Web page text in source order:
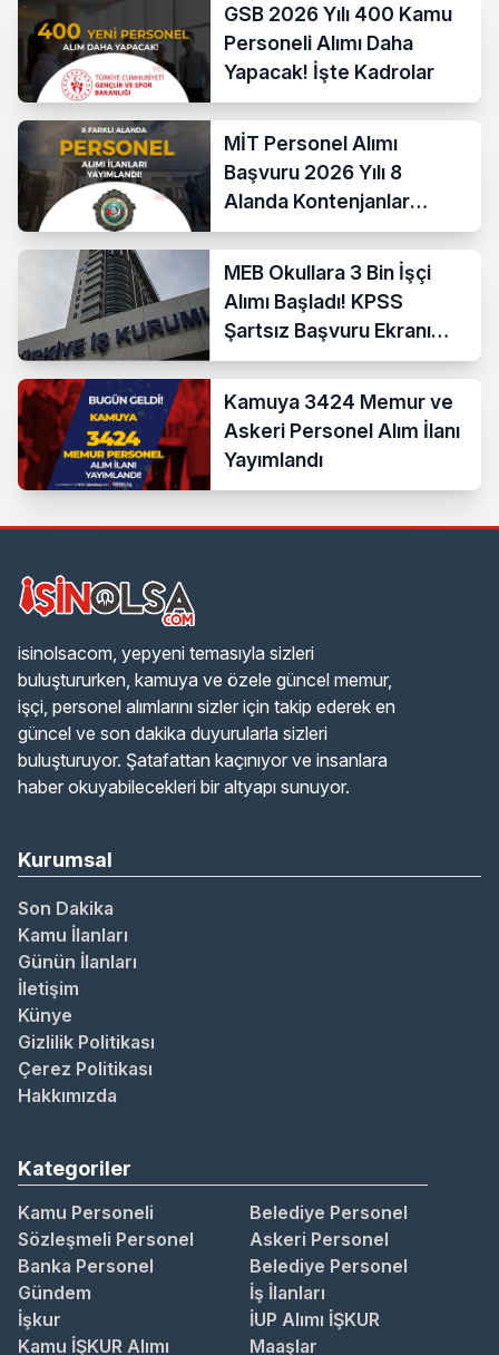
GSB 2026 Yılı 400 Kamu
Personeli Alımı Daha
Yapacak! İşte Kadrolar
MİT Personel Alımı
Başvuru 2026 Yılı 8
Alanda Kontenjanlar
Nedir?
MEB Okullara 3 Bin İşçi
Alımı Başladı! KPSS
Şartsız Başvuru Ekranı
Açıldı
Kamuya 3424 Memur ve
Askeri Personel Alım İlanı
Yayımlandı
isinolsacom, yepyeni temasıyla sizleri
buluştururken, kamuya ve özele güncel memur,
işçi, personel alımlarını sizler için takip ederek en
güncel ve son dakika duyurularla sizleri
buluşturuyor. Şatafattan kaçınıyor ve insanlara
haber okuyabilecekleri bir altyapı sunuyor.
Kurumsal
Son Dakika
Kamu İlanları
Günün İlanları
İletişim
Künye
Gizlilik Politikası
Çerez Politikası
Hakkımızda
Kategoriler
Kamu Personeli
Belediye Personel
Sözleşmeli Personel
Askeri Personel
Banka Personel
Belediye Personel
Gündem
İş İlanları
İşkur
İUP Alımı İŞKUR
Kamu İŞKUR Alımı
Maaşlar